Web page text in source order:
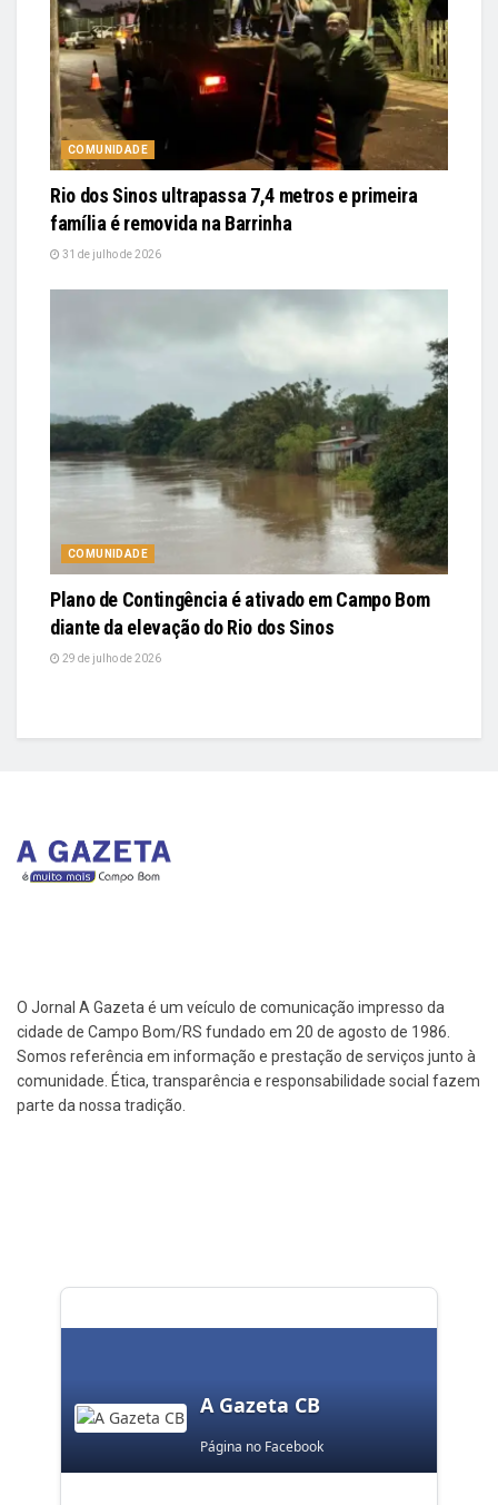
COMUNIDADE
Rio dos Sinos ultrapassa 7,4 metros e primeira
família é removida na Barrinha
31 de julho de 2026
COMUNIDADE
Plano de Contingência é ativado em Campo Bom
diante da elevação do Rio dos Sinos
29 de julho de 2026
O Jornal A Gazeta é um veículo de comunicação impresso da
cidade de Campo Bom/RS fundado em 20 de agosto de 1986.
Somos referência em informação e prestação de serviços junto à
comunidade. Ética, transparência e responsabilidade social fazem
parte da nossa tradição.
A Gazeta CB
Página no Facebook